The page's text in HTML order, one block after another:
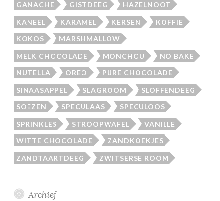
GANACHE GISTDEEG HAZELNOOT
KANEEL KARAMEL KERSEN KOFFIE
KOKOS MARSHMALLOW
MELK CHOCOLADE MONCHOU NO BAKE
NUTELLA OREO PURE CHOCOLADE
SINAASAPPEL SLAGROOM SLOFFENDEEG
SOEZEN SPECULAAS SPECULOOS
SPRINKLES STROOPWAFEL VANILLE
WITTE CHOCOLADE ZANDKOEKJES
ZANDTAARTDEEG ZWITSERSE ROOM
Archief